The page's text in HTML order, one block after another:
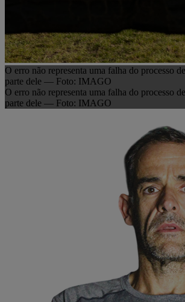
O erro não representa uma falha do processo
parte dele — Foto: IMAGO
O erro não representa uma falha do processo
parte dele — Foto: IMAGO